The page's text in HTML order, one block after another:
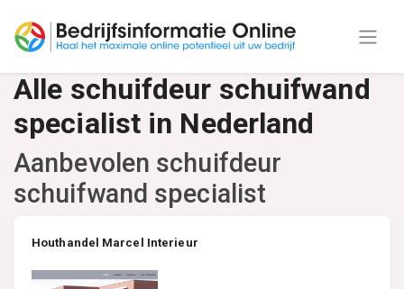
Alle schuifdeur schuifwand
specialist in Nederland
Aanbevolen schuifdeur
schuifwand specialist
Houthandel Marcel Interieur